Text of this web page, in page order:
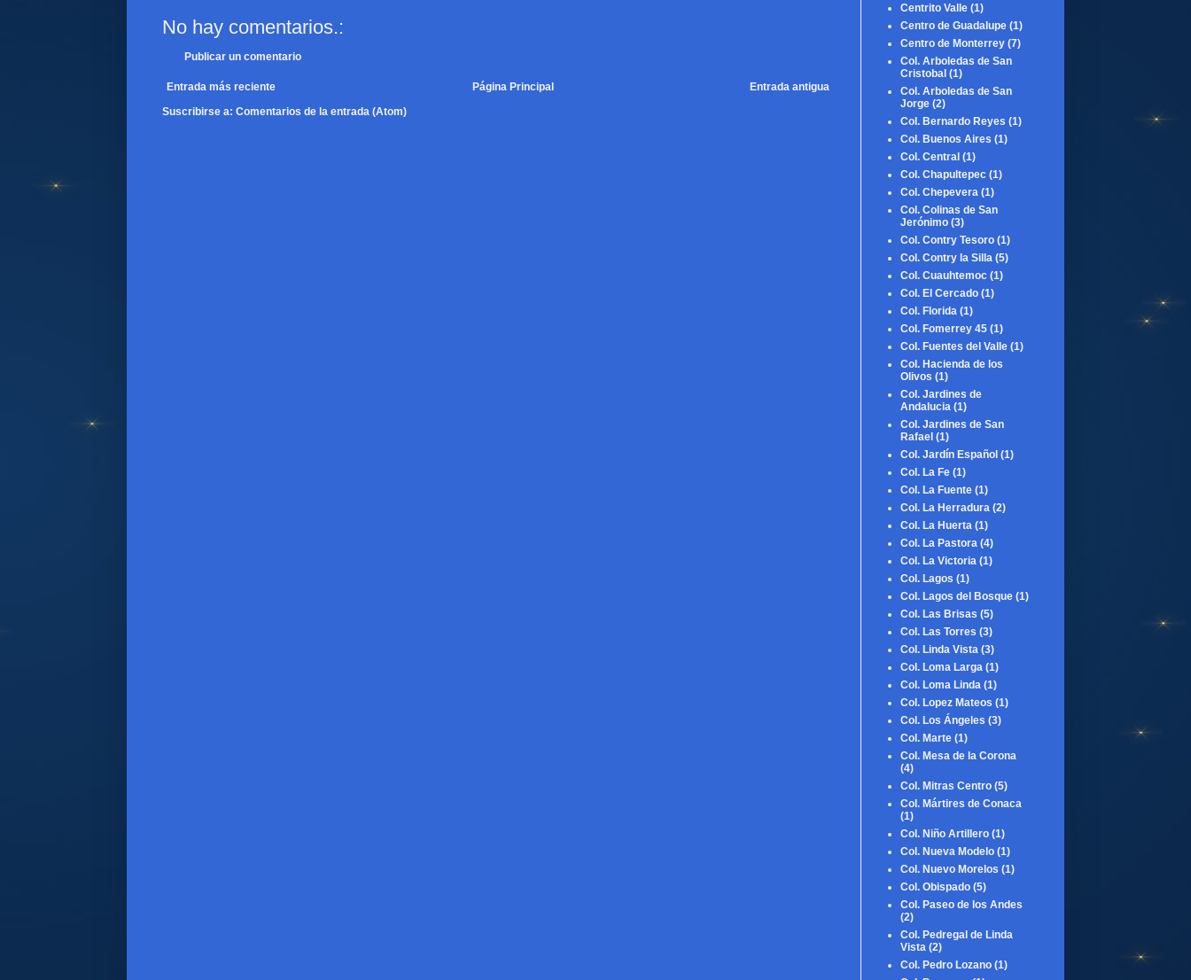
No hay comentarios.:
Publicar un comentario
Entrada más reciente Entrada antigua
Página Principal
Suscribirse a: Comentarios de la entrada (Atom)
Centrito Valle (1)
Centro de Guadalupe (1)
Centro de Monterrey (7)
Col. Arboledas de San
Cristobal (1)
Col. Arboledas de San
Jorge (2)
Col. Bernardo Reyes (1)
Col. Buenos Aires (1)
Col. Central (1)
Col. Chapultepec (1)
Col. Chepevera (1)
Col. Colinas de San
Jerónimo (3)
Col. Contry Tesoro (1)
Col. Contry la Silla (5)
Col. Cuauhtemoc (1)
Col. El Cercado (1)
Col. Florida (1)
Col. Fomerrey 45 (1)
Col. Fuentes del Valle (1)
Col. Hacienda de los
Olivos (1)
Col. Jardines de
Andalucia (1)
Col. Jardines de San
Rafael (1)
Col. Jardín Español (1)
Col. La Fe (1)
Col. La Fuente (1)
Col. La Herradura (2)
Col. La Huerta (1)
Col. La Pastora (4)
Col. La Victoria (1)
Col. Lagos (1)
Col. Lagos del Bosque (1)
Col. Las Brisas (5)
Col. Las Torres (3)
Col. Linda Vista (3)
Col. Loma Larga (1)
Col. Loma Linda (1)
Col. Lopez Mateos (1)
Col. Los Ángeles (3)
Col. Marte (1)
Col. Mesa de la Corona
(4)
Col. Mitras Centro (5)
Col. Mártires de Conaca
(1)
Col. Niño Artillero (1)
Col. Nueva Modelo (1)
Col. Nuevo Morelos (1)
Col. Obispado (5)
Col. Paseo de los Andes
(2)
Col. Pedregal de Linda
Vista (2)
Col. Pedro Lozano (1)